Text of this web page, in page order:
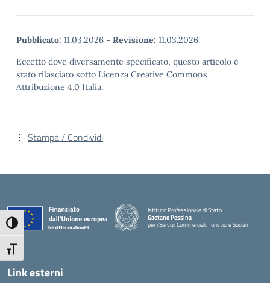
Attiva/disattiva alto contrasto
Attiva/disattiva dimensione testo
Pubblicato: 11.03.2026 - Revisione: 11.03.2026
Eccetto dove diversamente specificato, questo articolo è
stato rilasciato sotto Licenza Creative Commons
Attribuzione 4.0 Italia.
Stampa / Condividi
Istituto Professionale di Stato
Gaetano Pessina
per i Servizi Commerciali, Turistici e Sociali
— Visita la pagina iniziale della scuola
Link esterni